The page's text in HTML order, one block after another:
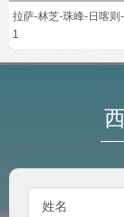
拉萨-林芝-珠峰-日喀则
1
姓名